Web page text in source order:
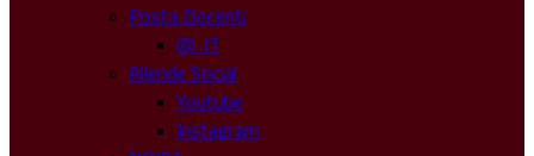
Posta Docenti
@ .IT
Allende Social
Youtube
Instagram